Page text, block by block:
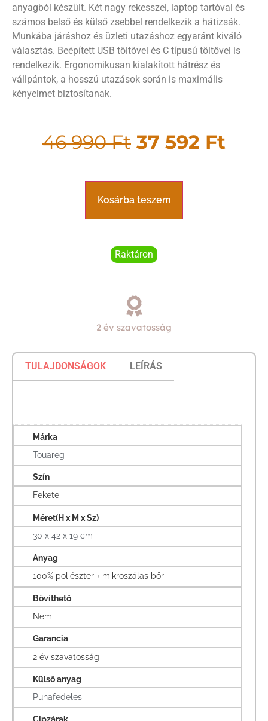
anyagból készült. Két nagy rekesszel, laptop tartóval és
számos belső és külső zsebbel rendelkezik a hátizsák.
Munkába járáshoz és üzleti utazáshoz egyaránt kiváló
választás. Beépített USB töltővel és C típusú töltővel is
rendelkezik. Ergonomikusan kialakított hátrész és
vállpántok, a hosszú utazások során is maximális
kényelmet biztosítanak.
46 990Ft 37 592 Ft
Kosárba teszem
Raktáron
2 év szavatosság
TULAJDONSÁGOK LEÍRÁS
Márka
Touareg
Szín
Fekete
Méret(H x M x Sz)
30 x 42 x 19 cm
Anyag
100% poliészter + mikroszálas bőr
Bővíthető
Nem
Garancia
2 év szavatosság
Külső anyag
Puhafedeles